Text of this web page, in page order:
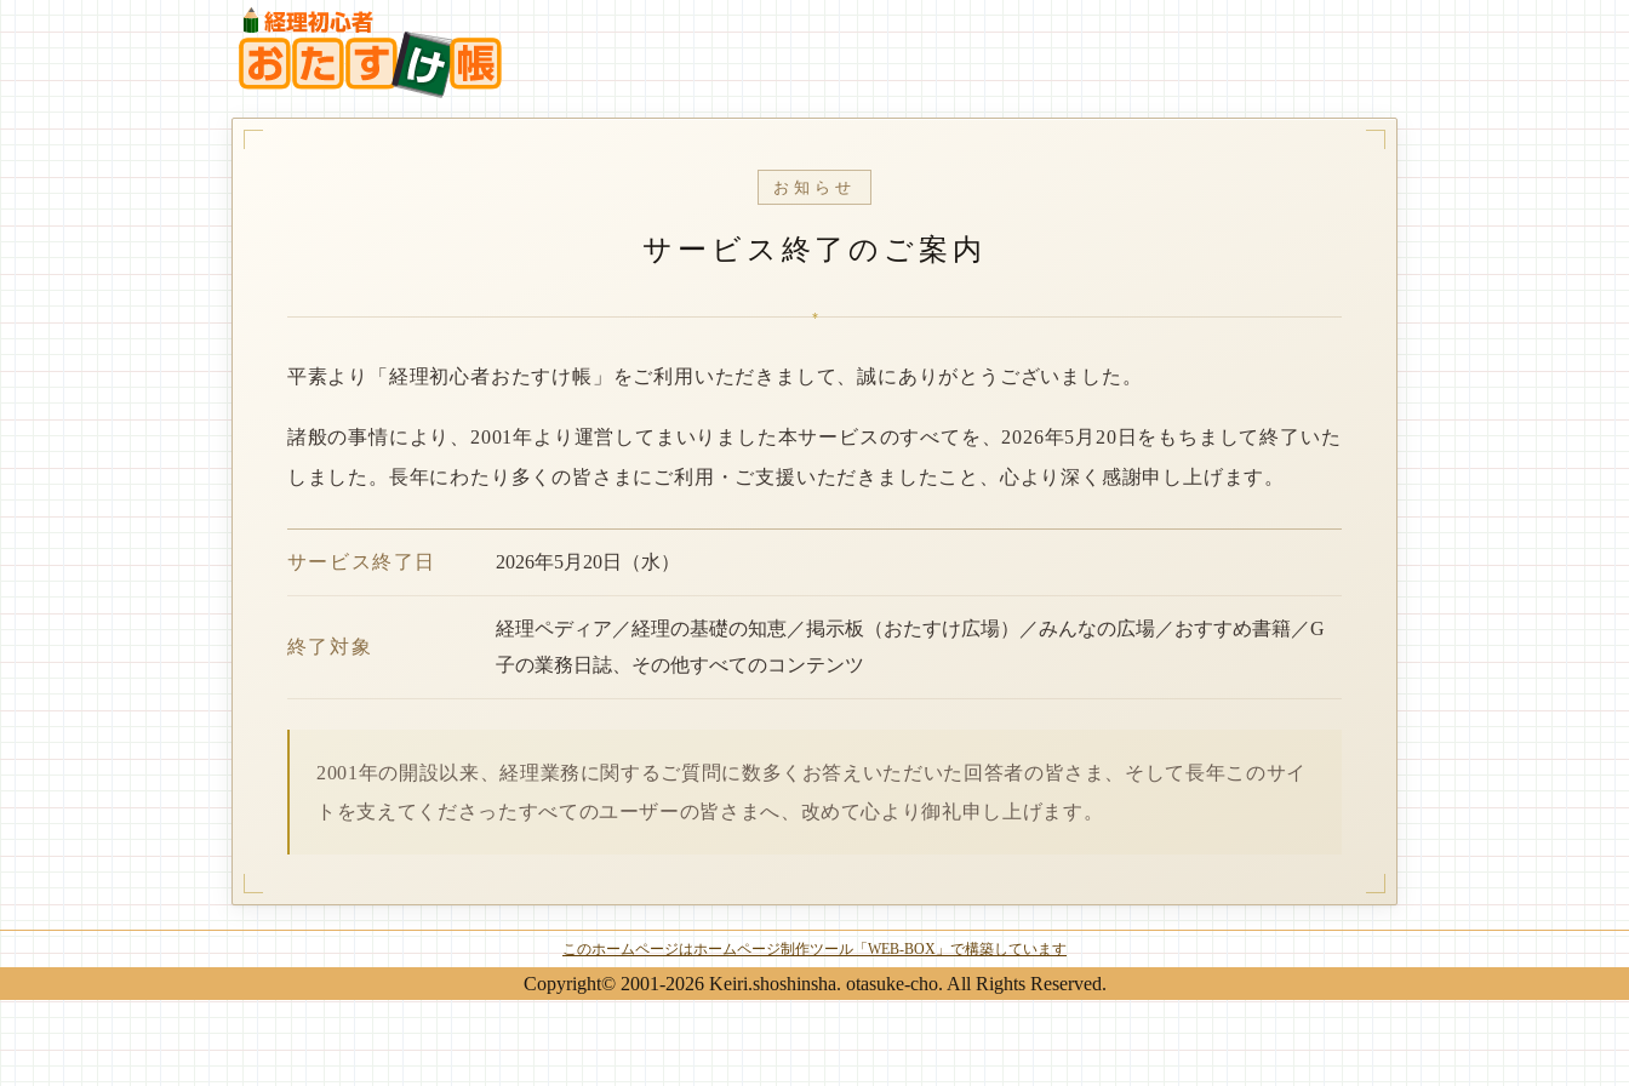
お知らせ
サービス終了のご案内
*
平素より「経理初心者おたすけ帳」をご利用いただきまして、誠にありがとうございました。
諸般の事情により、2001年より運営してまいりました本サービスのすべてを、2026年5月20日をもちまして終了いた
しました。長年にわたり多くの皆さまにご利用・ご支援いただきましたこと、心より深く感謝申し上げます。
サービス終了日 2026年5月20日（水）
終了対象
経理ペディア／経理の基礎の知恵／掲示板（おたすけ広場）／みんなの広場／おすすめ書籍／G
子の業務日誌、その他すべてのコンテンツ
2001年の開設以来、経理業務に関するご質問に数多くお答えいただいた回答者の皆さま、そして長年このサイ
トを支えてくださったすべてのユーザーの皆さまへ、改めて心より御礼申し上げます。
このホームページはホームページ制作ツール「WEB-BOX」で構築しています
Copyright© 2001-2026 Keiri.shoshinsha. otasuke-cho. All Rights Reserved.